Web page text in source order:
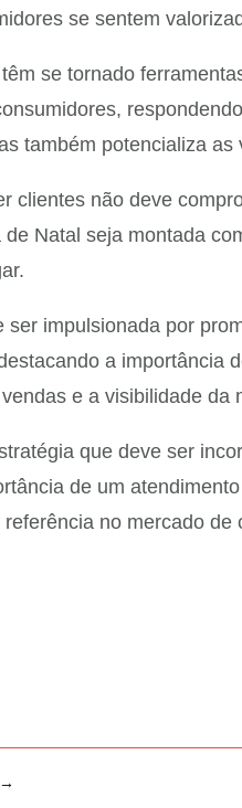
se sentem
se tornado
também potencializa
clientes não deve
Natal seja montada
impulsionada por
a
e a visibilidade da
que deve ser
de um
no mercado de
→